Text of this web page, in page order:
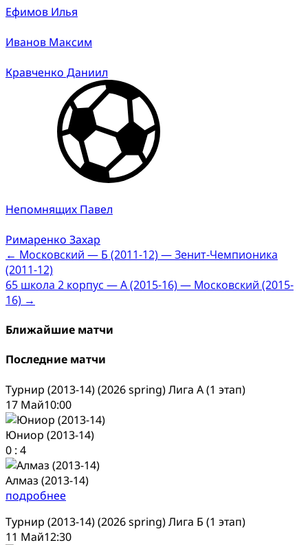
Ефимов Илья
Иванов Максим
Кравченко Даниил
Непомнящих Павел
Римаренко Захар
Post
navigation
← Московский — Б (2011-12) — Зенит-Чемпионика
(2011-12)
65 школа 2 корпус — А (2015-16) — Московский (2015-
16) →
Ближайшие матчи
Последние матчи
Турнир (2013-14) (2026 spring) Лига А (1 этап)
17 Май10:00
Юниор (2013-14)
0 : 4
Алмаз (2013-14)
подробнее
Турнир (2013-14) (2026 spring) Лига Б (1 этап)
11 Май12:30